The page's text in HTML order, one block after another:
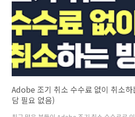
Adobe 조기 취소 수수료 없이 취소
담 필요 없음)